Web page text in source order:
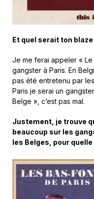
Et quel serait ton
Je me ferai appeler « Le
gangster à Paris. En
pas été entretenu par
Paris je serai un
Belge », c’est pas mal.
Justement, je trouve
beaucoup sur les
les Belges, pour quelle